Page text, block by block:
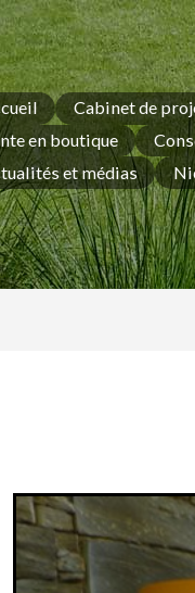
Cabinet de
en boutique
et médias